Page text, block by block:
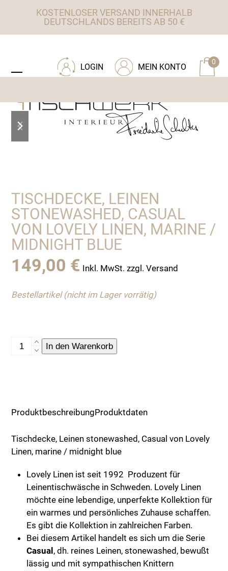
KOSTENLOSER VERSAND INNERHALB
DEUTSCHLANDS BEREITS AB 50 €
0
MEIN KONTO
LOGIN
mobile
mobile
slide
slide
TISCHDECKE, LEINEN
STONEWASHED, CASUAL
VON LOVELY LINEN, MARINE /
MIDNIGHT BLUE
149,00 € Inkl. MwSt. zzgl. Versand
Bestellartikel (nicht im Lager vorrätig)
Tischdecke,
Lovely
/
midnight
blue
Menge
In den Warenkorb
ProduktbeschreibungProduktdaten
Tischdecke, Leinen stonewashed, Casual von Lovely
Linen, marine / midnight blue
Lovely Linen ist seit 1992 Produzent für
Leinentischwäsche in Schweden. Lovely Linen
möchte eine lebendige, unperfekte Kollektion für
ein warmes und persönliches Zuhause schaffen.
Es gibt die Kollektion in zahlreichen Farben.
Bei diesem Artikel handelt es sich um die Serie
Casual , dh. reines Leinen, stonewashed, bewußt
lässig und mit sympathischen Knittern